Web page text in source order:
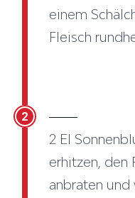
einem
Fleisch
2
2 El
erhitzen, den
anbraten und